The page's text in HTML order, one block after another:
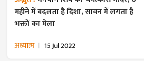
महीने में बदलता है दिशा, सावन में लगता है
भक्तों का मेला
अध्यात्म 15 Jul 2022